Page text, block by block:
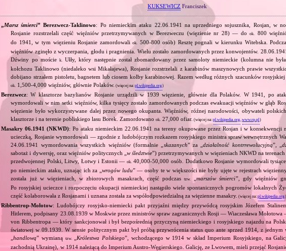
KUKSEWICZ Franciszek
„Marsz śmierci” Berezwecz‐Taklinowo: Po niemieckim ataku 22.06.1941 na uprzedniego sojusznika, Rosjan, w
Rosjanie rozstrzelali część więźniów przetrzymywanych w Berezweczu (więzienie nr 28) — dook.
800
do 1941, w tym więzieniu Rosjanie zamordowaliok. 500‐800 osób) Resztę pognali w kierunku Witebska.
więźniów zginęło z wyczerpania, głodu i pragnienia. Wielu zostało zamordowanych przez konwojentów.
Dźwiny po moście k. Ułły, który następnie został zbomardowany przez samoloty niemieckie (kolumna nie
kołchozu Taklinowo (niedaleko wsi Mikałajewa), Rosjanie rozstrzelali z karabinów maszynowych prawie
dobijano strzałem pistoletu, bagnetem lub ciosem kolby karabinowej. Razem według różnych szacunków rosyjskiej
ok. 1,500‐4,000 więźniów, głównie Polaków. (więcej na:pl.wikipedia.org)
Berezwecz: W klasztorze bazylianów Rosjanie urządzili w 1939 więzienie, głównie dla Polaków. W 1941, po
wymordowali w nim setki więźniów, kilka tysięcy zostało zamordowanych podczas ewakuacji więźniów w głąb
więzienie było wykorzystywane dalej przez nowego okupanta. Więźniów, róźnej narodowości, obywateli
klasztorze i na terenie pobliskiego lasu Borek. Zamordowanook. 27,000 ofiar. (więcej na:pl.wikipedia.org,www.rp.pl)
Masakry 06.1941 (NKWD): Po ataku niemieckim 22.06.1941 na tereny okupowane przez Rosjan i w konsekwencji
ucieczką, Rosjanie wymordowali — zgodnie z ludobójczym rozkazem rosyjskiego ministra spraw wewnętrznych
24.06.1941 wymordowania wszystkich więźniów (formalnie „ skazanych” za „działalność kontrrewolucyjną”, „
sabotaż i dywersję, oraz więźniów politycznych „ w śledztwie”) przetrzymywanych w więzieniach NKWD na
przedwojennej Polski, Litwy, Łotwy i Estonii — ok. 40,000‐50,000 osób. Dodatkowo Rosjanie wymordowali
po niemieckim ataku, uznając ich za „wrogów ludu” — osoby te w większości nie były ujęte w rejestrach
została już w więzieniach, w zbiorowych masakrach, część podczastzw. „marszów śmierci”, gdy więźniów
Po rosyjskiej ucieczce i rozpoczęciu okupacji niemieckiej nastąpiło wiele spontanicznych pogromów lokalnych
część kolaborowała z Rosjanami i uznana została za współodpowiedzialną za więzienne masakry. (więcej na:pl.wikipedia.org)
Ribbentrop‐Mołotow: Ludobójczy rosyjsko‐niemiecki pakt przyjaźni między przywódcą rosyjskim Józefem
Hitlerem, podpisany 23.08.1939 w Moskwie przez ministrów spraw zagranicznych Rosji — Wiaczesława
von Ribbentropa — który sankcjonował i był bezpośrednią przyczyną niemieckiego i rosyjskiego najazdu na
światowej w 09.1939. W sensie politycznym pakt był próbą przywrócenia status quo ante sprzed 1914, z
„handlową” wymianą tzw. Królestwa Polskiego”, wchodzącego w 1914 w skład Imperium Rosyjskiego, na
zachodnią Ukrainę), w 1914 należącą do Imperium Austro‐Węgierskiego. Galicję, ze Lwowem, mieli przejąć